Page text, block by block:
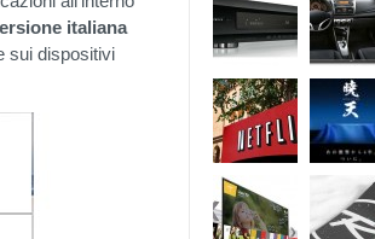
italiana
sui dispositivi